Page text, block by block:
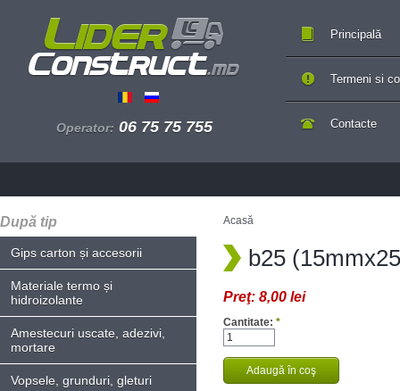
Operator: 06 75 75 755
Principală
Contacte
Termeni si
După tip
Gips carton și accesorii
Materiale termo și
hidroizolante
Amestecuri uscate, adezivi,
mortare
Vopsele, grunduri, gleturi
Acasă
b25
Preţ: 8,00 lei
Cantitate: *